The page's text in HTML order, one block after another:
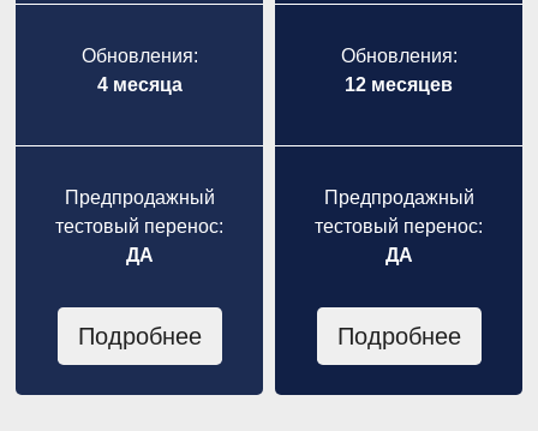
Обновления:
4 месяца
Предпродажный
тестовый перенос:
ДА
Подробнее
Обновления:
12 месяцев
Предпродажный
тестовый перенос:
ДА
Подробнее